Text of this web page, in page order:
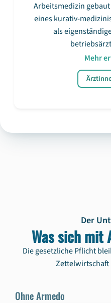
Arbeitsmedizin
eines kurativ-
als
Mehr
Der
Was sich mit
Die gesetzliche Pflicht
Zettelwirtschaft
Ohne Armedo